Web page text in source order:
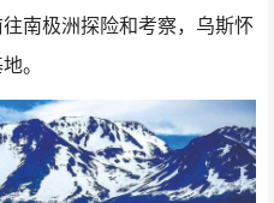
南极洲探险和考察，乌斯怀
。